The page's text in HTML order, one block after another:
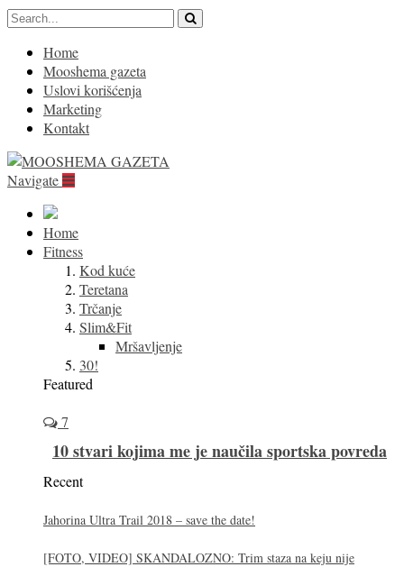
Home
Mooshema gazeta
Uslovi korišćenja
Marketing
Kontakt
Navigate
Home
Fitness
Kod kuće
Teretana
Trčanje
Slim&Fit
Mršavljenje
30!
Featured
7
10 stvari kojima me je naučila sportska povreda
Recent
Jahorina Ultra Trail 2018 – save the date!
[FOTO, VIDEO] SKANDALOZNO: Trim staza na keju nije